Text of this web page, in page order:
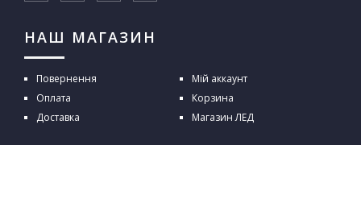
НАШ МАГАЗИН
Повернення
Оплата
Доставка
Мій аккаунт
Корзина
Магазин ЛЕД